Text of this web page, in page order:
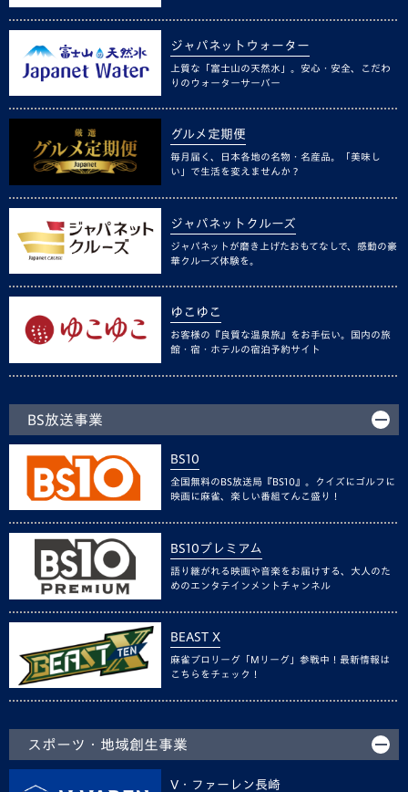
ジャパネットウォーター
上質な「富士山の天然水」。安心・安全、こだわ
りのウォーターサーバー
グルメ定期便
毎月届く、日本各地の名物・名産品。「美味し
い」で生活を変えませんか？
ジャパネットクルーズ
ジャパネットが磨き上げたおもてなしで、感動の豪
華クルーズ体験を。
ゆこゆこ
お客様の『良質な温泉旅』をお手伝い。国内の旅
館・宿・ホテルの宿泊予約サイト
BS放送事業
BS10
全国無料のBS放送局『BS10』。クイズにゴルフに
映画に麻雀、楽しい番組てんこ盛り！
BS10プレミアム
語り継がれる映画や音楽をお届けする、大人のた
めのエンタテインメントチャンネル
BEAST X
麻雀プロリーグ「Mリーグ」参戦中！最新情報は
こちらをチェック！
スポーツ・地域創生事業
V・ファーレン長崎